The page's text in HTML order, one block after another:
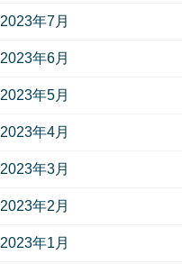
2023年7月
2023年6月
2023年5月
2023年4月
2023年3月
2023年2月
2023年1月